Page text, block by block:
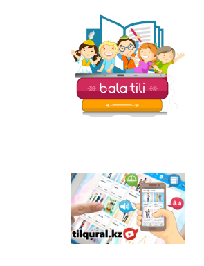
На сайте «Balatili.kz»
представлены
разнообразные
задания и
упражнения для
обучения детей
грамоте, чтению,
правописанию.
увлекательные и
занимательные
упражнения,
отечественные
анимационные
фильмы на казахском
Tilqural.kz - веб-
сервис для
постепенного
изучения
государственного